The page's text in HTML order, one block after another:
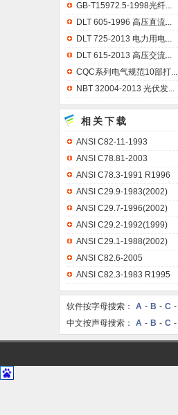
GB-T15972.5-1998光纤...
DLT 605-1996 高压直流...
DLT 725-2013 电力用电...
DLT 615-2013 高压交流...
CQC系列电气规范10部打...
NBT 32004-2013 光伏发...
相关下载
ANSI C82-11-1993
ANSI C78.81-2003
ANSI C78.3-1991 R1996
ANSI C29.9-1983(2002)
ANSI C29.7-1996(2002)
ANSI C29.2-1992(1999)
ANSI C29.1-1988(2002)
ANSI C82.6-2005
ANSI C82.3-1983 R1995
软件按字母搜索： A - B - C -
中文按声母搜索： A - B - C -